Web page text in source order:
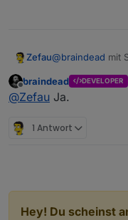
Zefau@braindead mit
Offline
braindead DEVELOPER
@Zefau Ja.
1 Antwort
Hey! Du scheinst